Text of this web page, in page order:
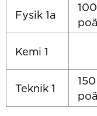
Fysik 1a
100
Kemi 1
Teknik 1
150